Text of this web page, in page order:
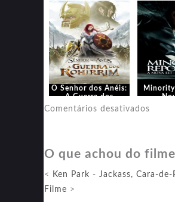
O Senhor dos Anéis:
A Guerra dos
Rohirrim
Comentários desativados
A
O que achou do
< Ken Park - Jackass, Cara-de-
Filme >